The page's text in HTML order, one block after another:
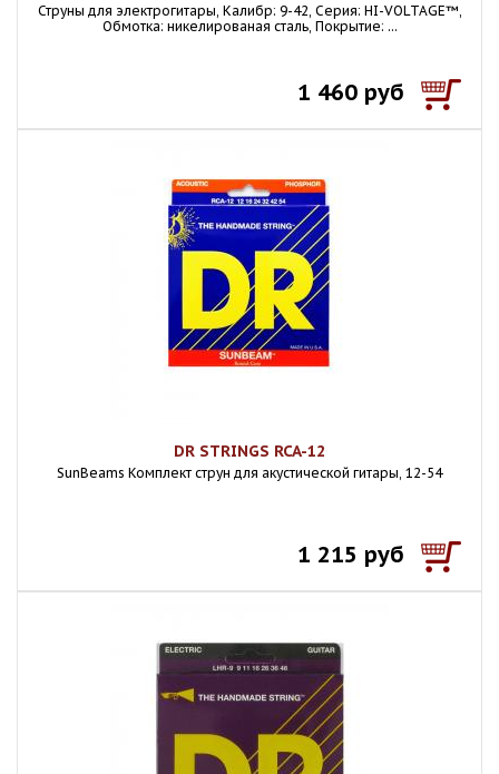
Струны для электрогитары, Калибр: 9-42, Серия: HI-VOLTAGE™,
Обмотка: никелированая сталь, Покрытие: ...
1 460 руб
DR STRINGS RCA-12
SunBeams Комплект струн для акустической гитары, 12-54
1 215 руб